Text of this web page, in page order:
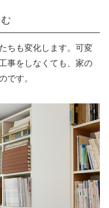
ちも変化します。可変
事をしなくても、家の
です。